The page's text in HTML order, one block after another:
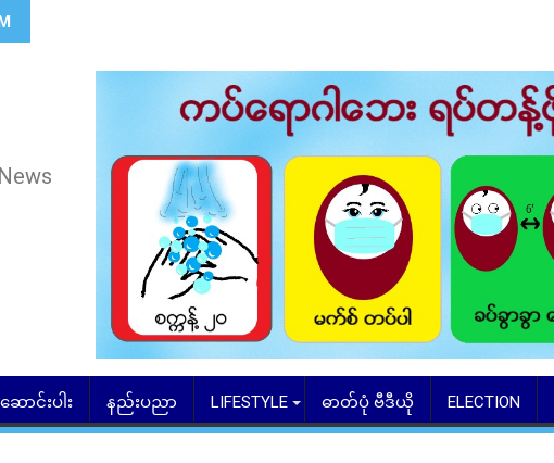
ဆောင်းပါး နည်းပညာ LIFESTYLE ဓာတ်ပုံ ဗီဒီယို ELECTION